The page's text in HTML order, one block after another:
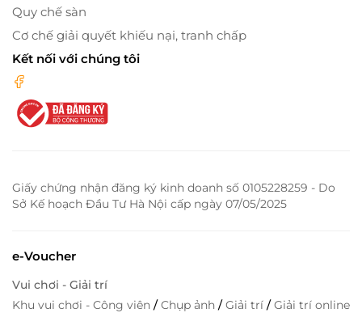
Quy chế sàn
Cơ chế giải quyết khiếu nại, tranh chấp
Kết nối với chúng tôi
Giấy chứng nhận đăng ký kinh doanh số 0105228259 - Do
Sở Kế hoạch Đầu Tư Hà Nội cấp ngày 07/05/2025
e-Voucher
Vui chơi - Giải trí
Khu vui chơi - Công viên /Chụp ảnh /Giải trí /Giải trí online